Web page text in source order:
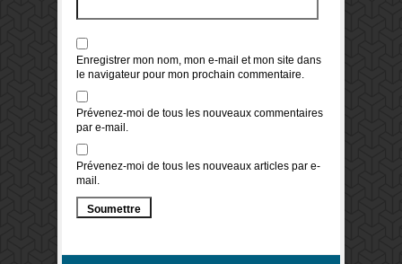
Enregistrer mon nom, mon e-mail et mon site dans
le navigateur pour mon prochain commentaire.
Prévenez-moi de tous les nouveaux commentaires
par e-mail.
Prévenez-moi de tous les nouveaux articles par e-
mail.